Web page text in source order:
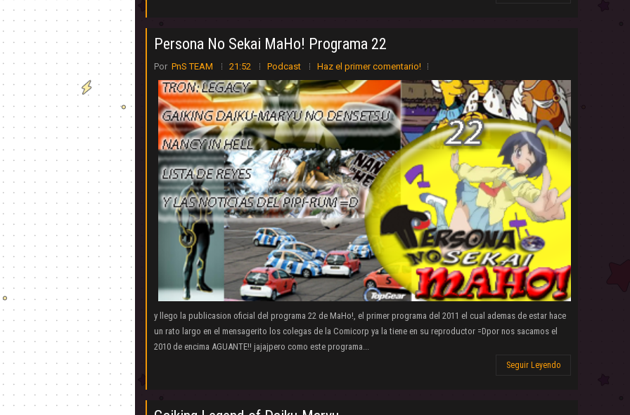
Persona No Sekai MaHo! Programa 22
Por PnS TEAM 21:52 Podcast Haz el primer comentario!
y llego la publicasion oficial del programa 22 de MaHo!, el primer programa del 2011 el cual ademas de estar hace
un rato largo en el mensagerito los colegas de la Comicorp ya la tiene en su reproductor =Dpor nos sacamos el
2010 de encima AGUANTE!! jajajpero como este programa...
Seguir Leyendo